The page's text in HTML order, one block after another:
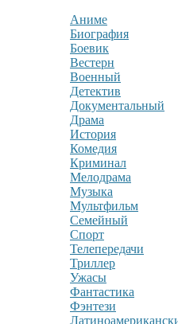
Аниме
Биография
Боевик
Вестерн
Военный
Детектив
Документальный
Драма
История
Комедия
Криминал
Мелодрама
Музыка
Мультфильм
Семейный
Спорт
Телепередачи
Триллер
Ужасы
Фантастика
Фэнтези